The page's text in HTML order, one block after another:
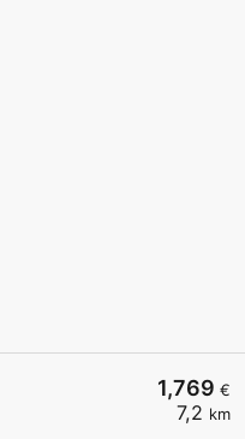
1,769 €
7,2 km